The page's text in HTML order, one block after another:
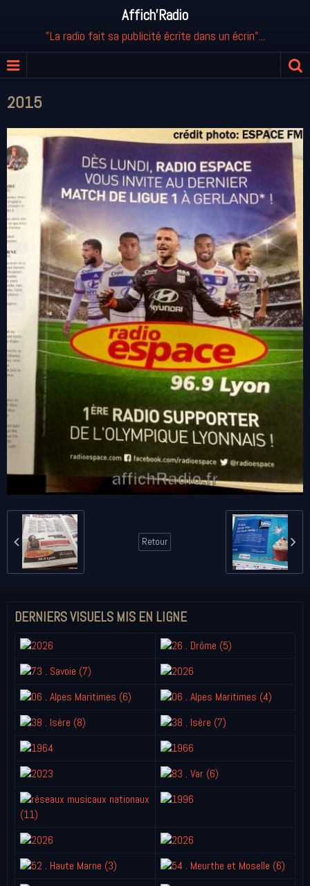
Affich'Radio
"La radio fait sa publicité écrite dans un écrin"...
2015
Retour
DERNIERS VISUELS MIS EN LIGNE